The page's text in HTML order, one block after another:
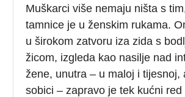
Muškarci više nemaju ništa s
tamnice je u ženskim rukama.
u širokom zatvoru iza zida s
žicom, izgleda kao nasilje nad
žene, unutra – u maloj i tijesnoj,
sobici – zapravo je tek kućni red